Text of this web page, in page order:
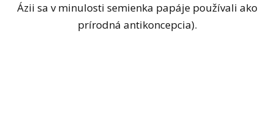
Ázii sa v minulosti semienka papáje používali ako
prírodná antikoncepcia).